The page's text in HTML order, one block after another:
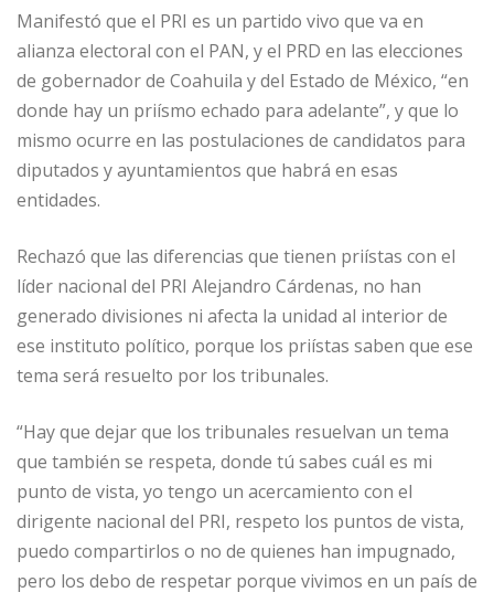
Manifestó que el PRI es un partido vivo que va en
alianza electoral con el PAN, y el PRD en las elecciones
de gobernador de Coahuila y del Estado de México, “en
donde hay un priísmo echado para adelante”, y que lo
mismo ocurre en las postulaciones de candidatos para
diputados y ayuntamientos que habrá en esas
entidades.
Rechazó que las diferencias que tienen priístas con el
líder nacional del PRI Alejandro Cárdenas, no han
generado divisiones ni afecta la unidad al interior de
ese instituto político, porque los priístas saben que ese
tema será resuelto por los tribunales.
“Hay que dejar que los tribunales resuelvan un tema
que también se respeta, donde tú sabes cuál es mi
punto de vista, yo tengo un acercamiento con el
dirigente nacional del PRI, respeto los puntos de vista,
puedo compartirlos o no de quienes han impugnado,
pero los debo de respetar porque vivimos en un país de